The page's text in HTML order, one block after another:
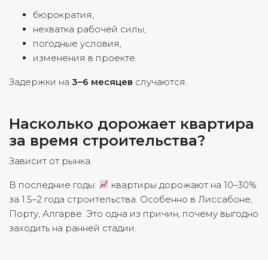
бюрократия,
нехватка рабочей силы,
погодные условия,
изменения в проекте.
Задержки на 3–6 месяцев случаются.
Насколько дорожает квартира
за время строительства?
Зависит от рынка.
В последние годы:
квартиры дорожают на 10–30%
за 1.5–2 года строительства. Особенно в Лиссабоне,
Порту, Алгарве. Это одна из причин, почему выгодно
заходить на ранней стадии.